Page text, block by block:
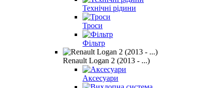
Технічні рідини
Троси
Фільтр
Renault Logan 2 (2013 - ...)
Аксесуари